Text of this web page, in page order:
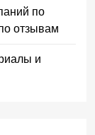
по
отзывам
и